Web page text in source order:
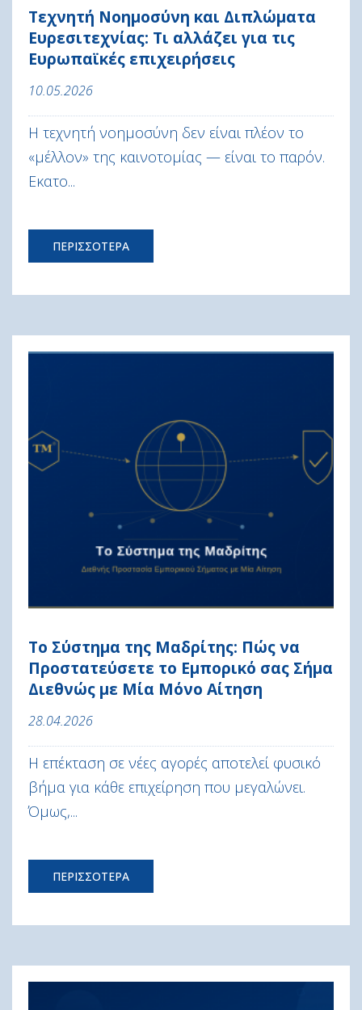
Τεχνητή Νοημοσύνη και Διπλώματα
Ευρεσιτεχνίας: Τι αλλάζει για τις
Ευρωπαϊκές επιχειρήσεις
10.05.2026
Η τεχνητή νοημοσύνη δεν είναι πλέον το
«μέλλον» της καινοτομίας — είναι το παρόν.
Εκατο...
ΠΕΡΙΣΣΟΤΕΡΑ
Το Σύστημα της Μαδρίτης: Πώς να
Προστατεύσετε το Εμπορικό σας Σήμα
Διεθνώς με Μία Μόνο Αίτηση
28.04.2026
Η επέκταση σε νέες αγορές αποτελεί φυσικό
βήμα για κάθε επιχείρηση που μεγαλώνει.
Όμως,...
ΠΕΡΙΣΣΟΤΕΡΑ